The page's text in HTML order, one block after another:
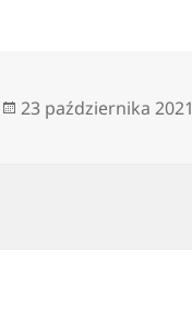
Data
23 października 2021